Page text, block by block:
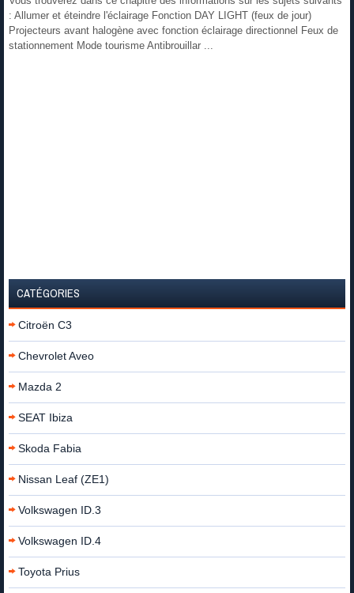
: Allumer et éteindre l'éclairage Fonction DAY LIGHT (feux de jour)
Projecteurs avant halogène avec fonction éclairage directionnel Feux de
stationnement Mode tourisme Antibrouillar ...
CATÉGORIES
Citroën C3
Chevrolet Aveo
Mazda 2
SEAT Ibiza
Skoda Fabia
Nissan Leaf (ZE1)
Volkswagen ID.3
Volkswagen ID.4
Toyota Prius